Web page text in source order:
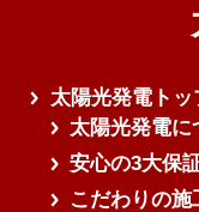
太陽光発電トッ
太陽光発電に
安心の3大保
こだわりの施